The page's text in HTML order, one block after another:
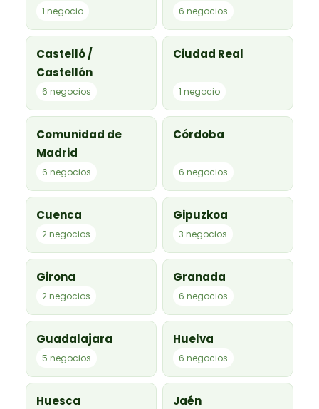
1 negocio 6 negocios
Castelló /
Castellón
6 negocios
Ciudad Real
1 negocio
Comunidad de
Madrid
6 negocios
Córdoba
6 negocios
Cuenca
2 negocios
Gipuzkoa
3 negocios
Girona
2 negocios
Granada
6 negocios
Guadalajara
5 negocios
Huelva
6 negocios
Huesca Jaén